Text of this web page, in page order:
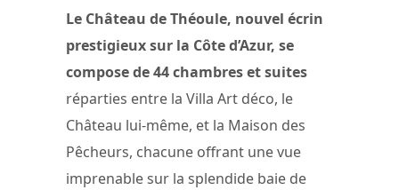
Le Château de Théoule, nouvel écrin
prestigieux sur la Côte d’Azur, se
compose de 44 chambres et suites
réparties entre la Villa Art déco, le
Château lui-même, et la Maison des
Pêcheurs, chacune offrant une vue
imprenable sur la splendide baie de